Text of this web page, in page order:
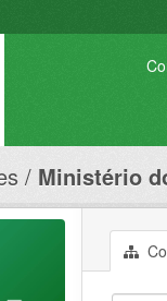
Ministério